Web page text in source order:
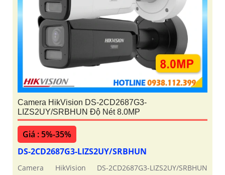
Camera HikVision DS-2CD2687G3-
LIZS2UY/SRBHUN Độ Nét 8.0MP
Giá : 5%-35%
DS-2CD2687G3-LIZS2UY/SRBHUN
Camera HikVision DS-2CD2687G3-LIZS2UY/SRBHUN